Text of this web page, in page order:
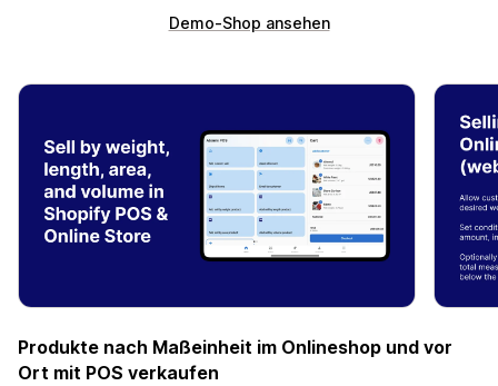
Demo-Shop ansehen
Produkte nach Maßeinheit im Onlineshop und vor
Ort mit POS verkaufen